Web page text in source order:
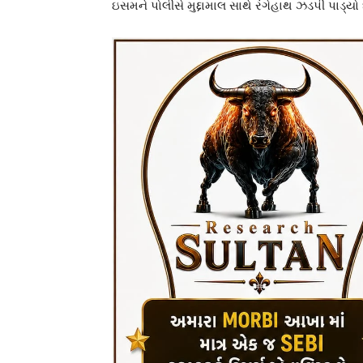
ઇસમને પોલીસે મુદ્દામાલ સાથે રંગેહાથ ઝડપી